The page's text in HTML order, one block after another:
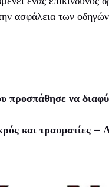
ασφάλεια των
προσπάθησε να
και τραυματίες –